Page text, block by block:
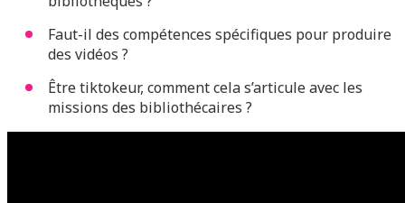
Faut-il des compétences spécifiques pour produire
des vidéos ?
Être tiktokeur, comment cela s’articule avec les
missions des bibliothécaires ?